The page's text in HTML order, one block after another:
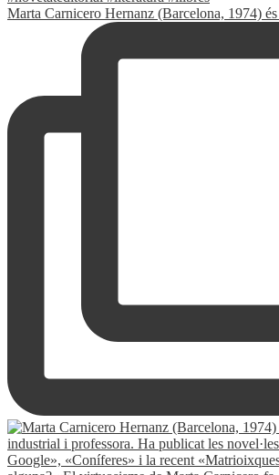
Marta Carnicero Hernanz (Barcelona, 1974)